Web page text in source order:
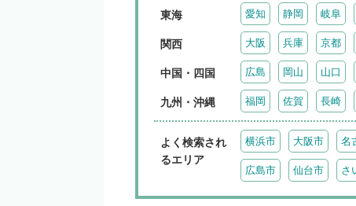
東海 愛知 静岡 岐阜
関西 大阪 兵庫 京都
中国・四国 広島 岡山 山口
九州・沖縄 福岡 佐賀 長崎
よく検索され
るエリア
横浜市 大阪市 名
広島市 仙台市 さ